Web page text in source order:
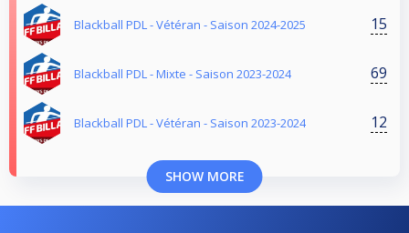
Blackball PDL - Vétéran - Saison 2024-2025 15
Blackball PDL - Mixte - Saison 2023-2024 69
Blackball PDL - Vétéran - Saison 2023-2024 12
SHOW MORE